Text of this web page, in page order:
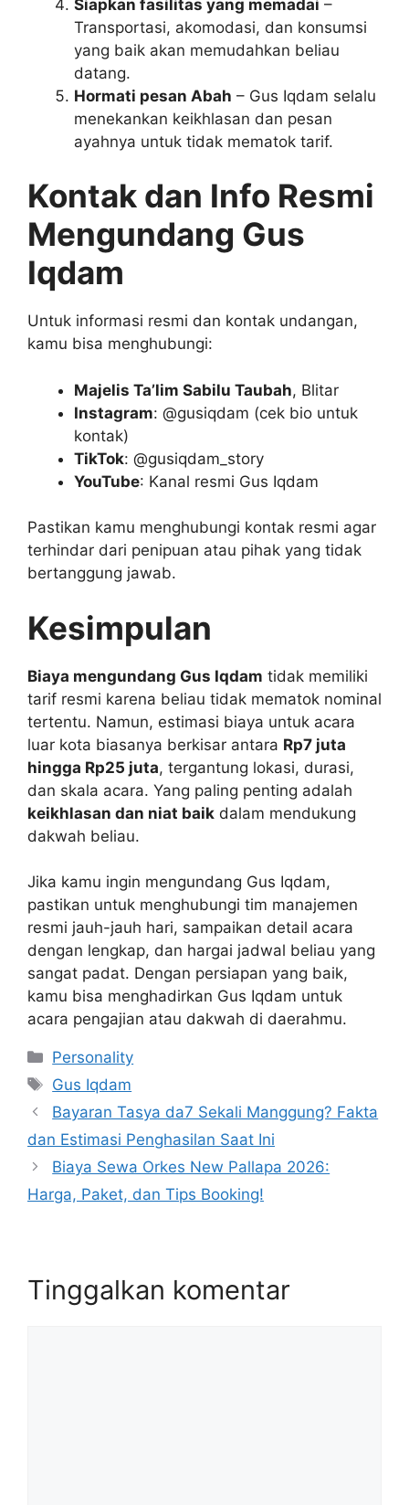
Siapkan fasilitas yang memadai –
Transportasi, akomodasi, dan konsumsi
yang baik akan memudahkan beliau
datang.
Hormati pesan Abah – Gus Iqdam selalu
menekankan keikhlasan dan pesan
ayahnya untuk tidak mematok tarif.
Kontak dan Info Resmi
Mengundang Gus
Iqdam
Untuk informasi resmi dan kontak undangan,
kamu bisa menghubungi:
Majelis Ta’lim Sabilu Taubah, Blitar
Instagram: @gusiqdam (cek bio untuk
kontak)
TikTok: @gusiqdam_story
YouTube: Kanal resmi Gus Iqdam
Pastikan kamu menghubungi kontak resmi agar
terhindar dari penipuan atau pihak yang tidak
bertanggung jawab.
Kesimpulan
Biaya mengundang Gus Iqdam tidak memiliki
tarif resmi karena beliau tidak mematok nominal
tertentu. Namun, estimasi biaya untuk acara
luar kota biasanya berkisar antara Rp7 juta
hingga Rp25 juta, tergantung lokasi, durasi,
dan skala acara. Yang paling penting adalah
keikhlasan dan niat baik dalam mendukung
dakwah beliau.
Jika kamu ingin mengundang Gus Iqdam,
pastikan untuk menghubungi tim manajemen
resmi jauh-jauh hari, sampaikan detail acara
dengan lengkap, dan hargai jadwal beliau yang
sangat padat. Dengan persiapan yang baik,
kamu bisa menghadirkan Gus Iqdam untuk
acara pengajian atau dakwah di daerahmu.
Kategori
Personality
Tag
Gus Iqdam
Bayaran Tasya da7 Sekali Manggung? Fakta
dan Estimasi Penghasilan Saat Ini
Biaya Sewa Orkes New Pallapa 2026:
Harga, Paket, dan Tips Booking!
Tinggalkan komentar